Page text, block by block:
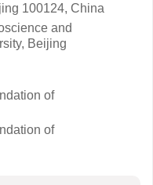
100124, China
and
Beijing
of
of